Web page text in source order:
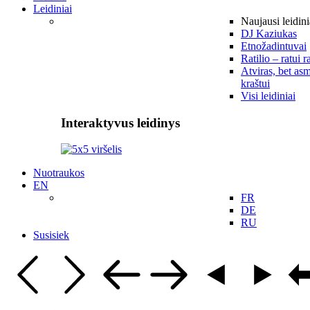
Leidiniai
Naujausi
DJ Kaziukas
Etnožadintuvai
Ratilio – ratui
Atviras, bet
kraštui
Visi leidiniai
Interaktyvus leidinys
Nuotraukos
EN
FR
DE
RU
Susisiek